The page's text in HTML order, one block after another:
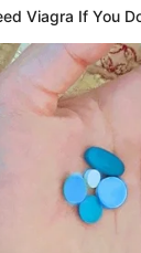
Viagra If You